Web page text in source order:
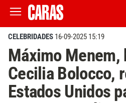
CELEBRIDADES 16-09-2025 15:19
Máximo Menem,
Cecilia Bolocco,
Estados Unidos